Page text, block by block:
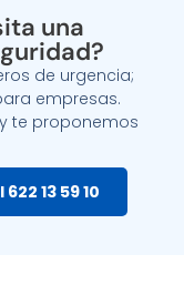
una
de urgencia;
empresas.
te proponemos
13 59 10